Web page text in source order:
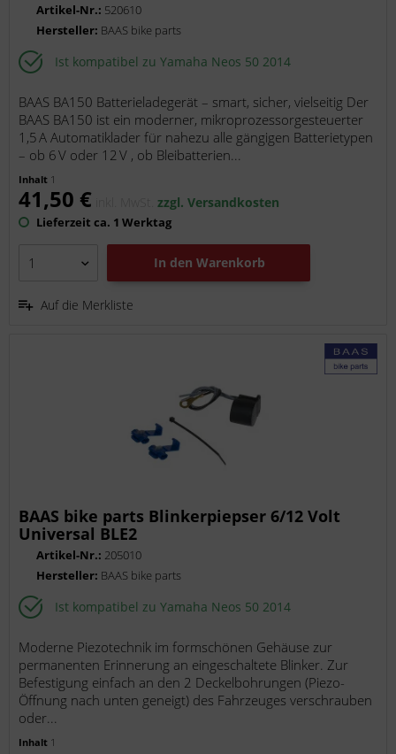
Artikel-Nr.: 520610
Hersteller: BAAS bike parts
Ist kompatibel zu Yamaha Neos 50 2014
BAAS BA150 Batterieladegerät – smart, sicher, vielseitig Der
BAAS BA150 ist ein moderner, mikroprozessorgesteuerter
1,5 A Automatiklader für nahezu alle gängigen Batterietypen
– ob 6 V oder 12 V , ob Bleibatterien...
Inhalt 1
41,50 € inkl. MwSt.zzgl. Versandkosten
Lieferzeit ca. 1 Werktag
In den Warenkorb
Auf die Merkliste
BAAS bike parts Blinkerpiepser 6/12 Volt
Universal BLE2
Artikel-Nr.: 205010
Hersteller: BAAS bike parts
Ist kompatibel zu Yamaha Neos 50 2014
Moderne Piezotechnik im formschönen Gehäuse zur
permanenten Erinnerung an eingeschaltete Blinker. Zur
Befestigung einfach an den 2 Deckelbohrungen (Piezo-
Öffnung nach unten geneigt) des Fahrzeuges verschrauben
oder...
Inhalt 1